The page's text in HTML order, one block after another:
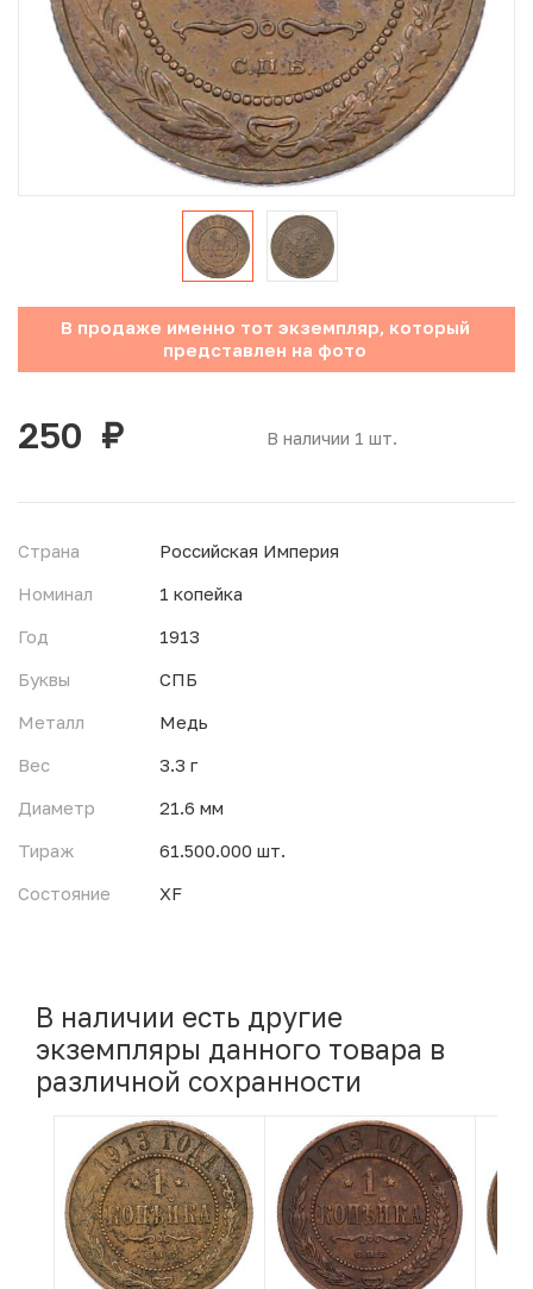
Юбилейные монеты Банка России (с 1999 года)
Памятные и инвестиционные монеты СССР и России
Иностранные монеты
Неофициальные выпуски монет (Unusual)
Античные и средневековые монеты
Наборы монет
Инвестиционные монеты
В продаже именно тот экземпляр, который
представлен на фото
В наличии 1 шт.
250 руб.
Страна
Российская Империя
Номинал
1 копейка
Год
1913
Буквы
СПБ
Металл
Медь
Вес
3.3 г
Диаметр
21.6 мм
Тираж
61.500.000 шт.
Состояние
XF
В наличии есть другие
экземпляры данного товара в
различной сохранности